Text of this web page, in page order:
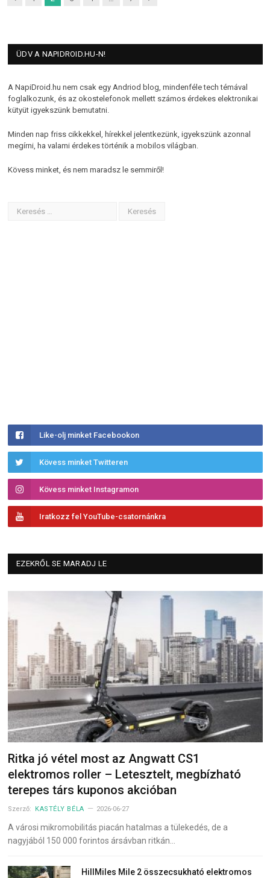
ÜDV A NAPIDROID.HU-N!
A NapiDroid.hu nem csak egy Andriod blog, mindenféle tech témával
foglalkozunk, és az okostelefonok mellett számos érdekes elektronikai
kütyüt igyekszünk bemutatni.
Minden nap friss cikkekkel, hírekkel jelentkezünk, igyekszünk azonnal
megírni, ha valami érdekes történik a mobilos világban.
Kövess minket, és nem maradsz le semmiről!
Like-olj minket Facebookon
Kövess minket Twitteren
Kövess minket Instagramon
Iratkozz fel YouTube-csatornánkra
EZEKRŐL SE MARADJ LE
Ritka jó vétel most az Angwatt CS1
elektromos roller – Letesztelt, megbízható
terepes társ kuponos akcióban
Szerző: KASTÉLY BÉLA 2026-06-27
A városi mikromobilitás piacán hatalmas a tülekedés, de a
nagyjából 150 000 forintos ársávban ritkán…
HillMiles Mile 2 összecsukható elektromos